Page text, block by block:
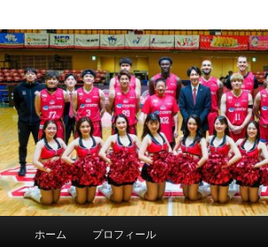
移
動
動
ホーム プロフィール